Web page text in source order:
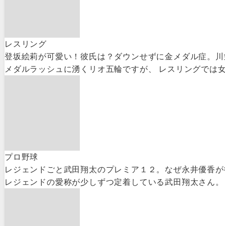
レスリング
登坂絵莉が可愛い！彼氏は？ダウンせずに金メダル症。
メダルラッシュに湧くリオ五輪ですが、 レスリングで
プロ野球
レジェンドごと武田翔太のプレミア１２。なぜ永井優香
レジェンドの愛称が少しずつ定着している武田翔太さん